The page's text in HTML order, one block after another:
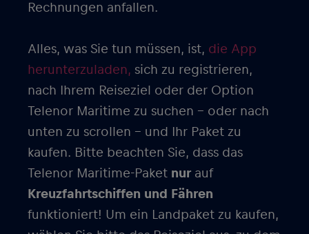
Rechnungen anfallen.
Alles, was Sie tun müssen, ist, die App
herunterzuladen, sich zu registrieren,
nach Ihrem Reiseziel oder der Option
Telenor Maritime zu suchen – oder nach
unten zu scrollen – und Ihr Paket zu
kaufen. Bitte beachten Sie, dass das
Telenor Maritime-Paket nur auf
Kreuzfahrtschiffen und Fähren
funktioniert! Um ein Landpaket zu kaufen,